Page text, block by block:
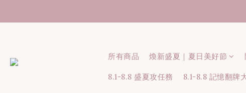
所有商品 煥新盛夏｜夏日美好節
8.1-8.8 盛夏攻任務 8.1-8.8 記憶翻牌